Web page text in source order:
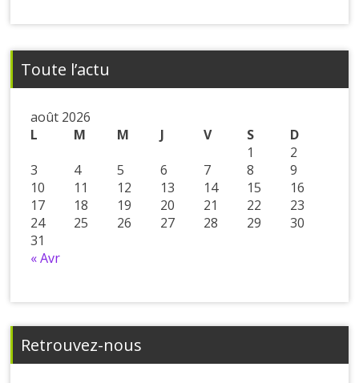
Toute l’actu
août 2026
L
M M J V S D
« Avr
1
2
3
4 5 6 7 8
9
10
11 12 13 14 15
16
17
18 19 20 21 22
23
24
25 26 27 28 29
30
31
Retrouvez-nous